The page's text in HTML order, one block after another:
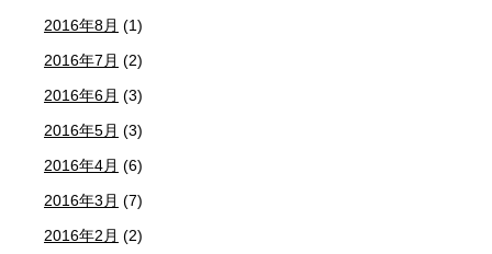
2016年8月 (1)
2016年7月 (2)
2016年6月 (3)
2016年5月 (3)
2016年4月 (6)
2016年3月 (7)
2016年2月 (2)